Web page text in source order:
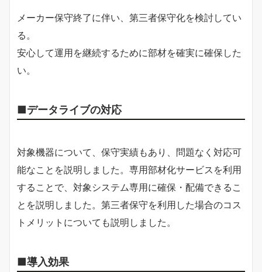
メーカー保守終了に伴い、第三者保守化を検討してい
る。
安心して運用を継続するために部材を確実に確保した
い。
■データライブの対応
対象機器について、保守実績もあり、問題なく対応可
能なことを説明しました。専用部材化サービスを利用
することで、対象システム専用に確保・配備できるこ
とを説明しました。第三者保守を利用した場合のコス
トメリットについても説明しました。
■導入効果